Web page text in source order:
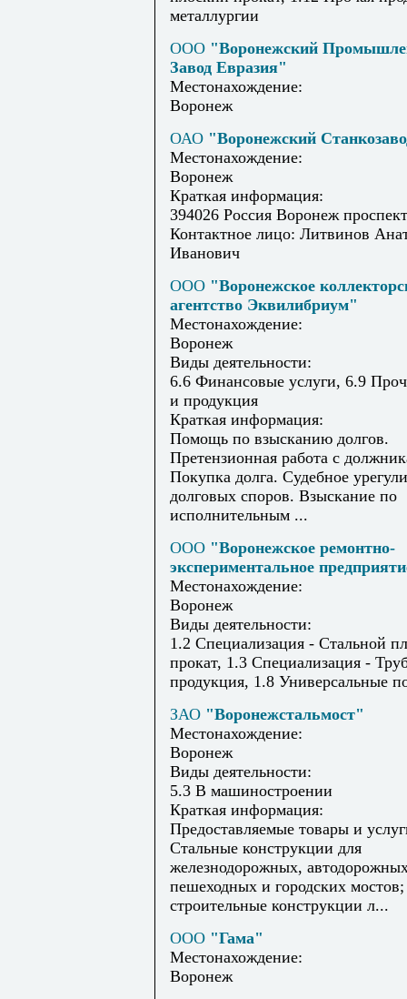
металлургии
ООО "Воронежский
Завод Евразия"
Местонахождение:
Воронеж
ОАО "Воронежский
Местонахождение:
Воронеж
Краткая информация:
394026 Россия Воронеж
Контактное лицо: Литвинов
Иванович
ООО "Воронежское
агентство Эквилибриум"
Местонахождение:
Воронеж
Виды деятельности:
6.6 Финансовые услуги, 6.9
и продукция
Краткая информация:
Помощь по взысканию долгов.
Претензионная работа с
Покупка долга. Судебное
долговых споров. Взыскание по
исполнительным ...
ООО "Воронежское ремонтно-
экспериментальное
Местонахождение:
Воронеж
Виды деятельности:
1.2 Специализация - Стальной
прокат, 1.3 Специализация -
продукция, 1.8 Универсальные
ЗАО "Воронежстальмост"
Местонахождение:
Воронеж
Виды деятельности:
5.3 В машиностроении
Краткая информация:
Предоставляемые товары и
Стальные конструкции для
железнодорожных,
пешеходных и городских мостов;
строительные конструкции л...
ООО "Гама"
Местонахождение:
Воронеж